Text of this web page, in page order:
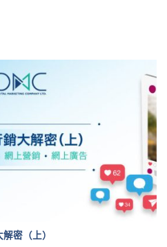
密（上）